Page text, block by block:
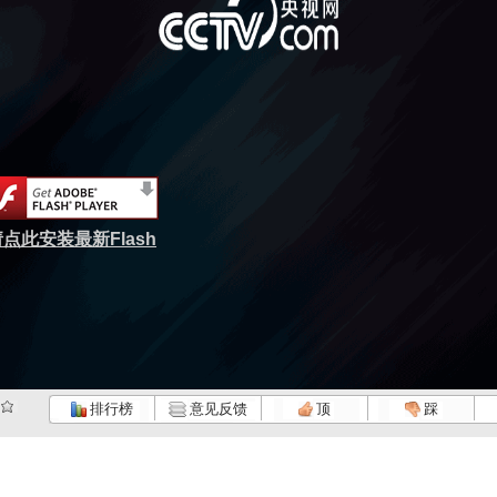
点此安装最新Flash
排行榜 意见反馈 顶 踩